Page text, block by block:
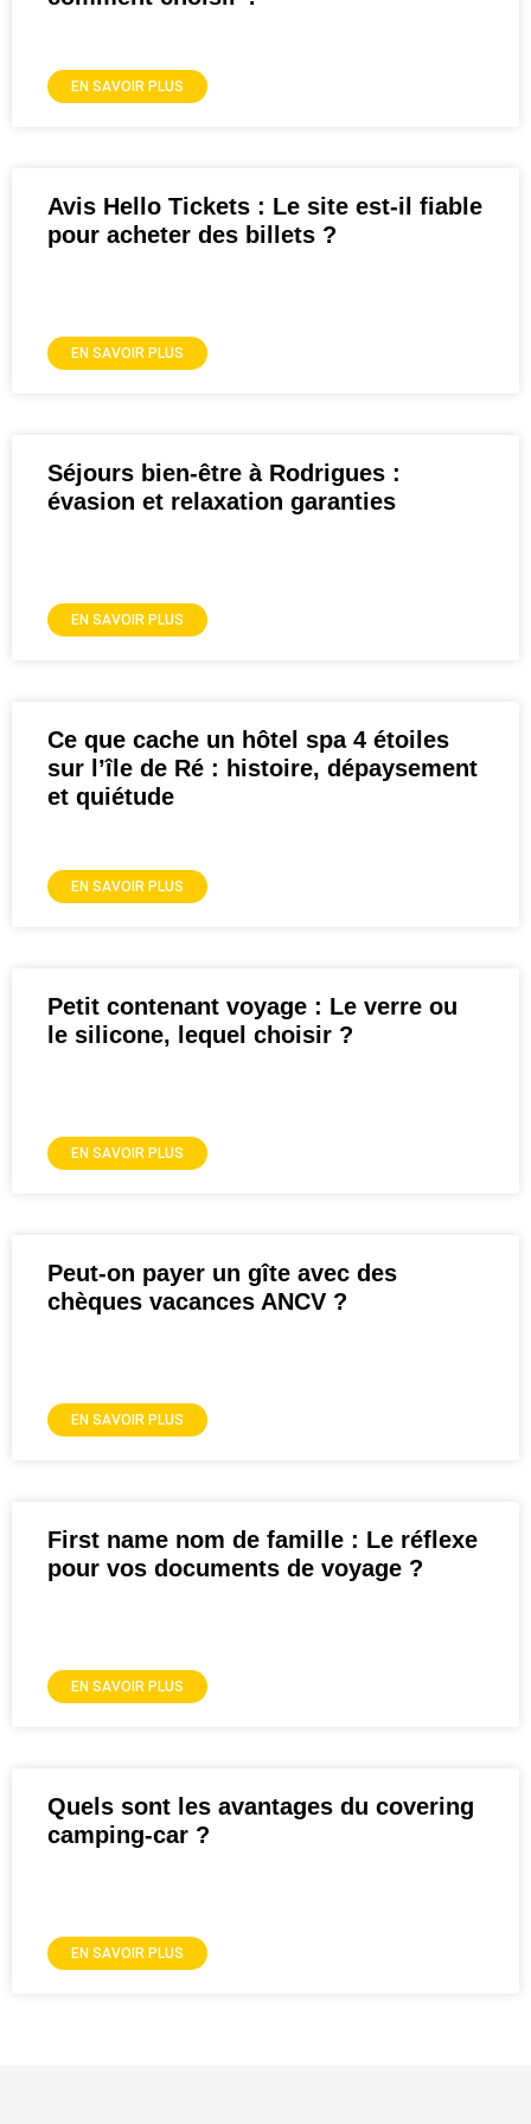
EN SAVOIR PLUS
Avis Hello Tickets : Le site est-il fiable
pour acheter des billets ?
EN SAVOIR PLUS
Séjours bien-être à Rodrigues :
évasion et relaxation garanties
EN SAVOIR PLUS
Ce que cache un hôtel spa 4 étoiles
sur l’île de Ré : histoire, dépaysement
et quiétude
EN SAVOIR PLUS
Petit contenant voyage : Le verre ou
le silicone, lequel choisir ?
EN SAVOIR PLUS
Peut-on payer un gîte avec des
chèques vacances ANCV ?
EN SAVOIR PLUS
First name nom de famille : Le réflexe
pour vos documents de voyage ?
EN SAVOIR PLUS
Quels sont les avantages du covering
camping-car ?
EN SAVOIR PLUS